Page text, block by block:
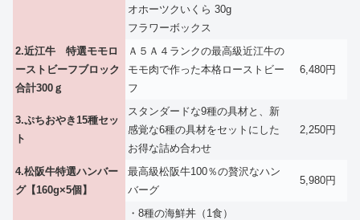
オホーツクいくら 30g
フラワーボックス
2.近江牛 特選モモロ
ーストビーフブロック
合計300ｇ
Ａ５Ａ４ランクの最高級近江牛の
モモ肉で作った本格ローストビー
フ
6,480円
3.ぷちおやき15種セッ
ト
スタンダードな9種の具材と、新
感覚な6種の具材をセットにした
お得な詰め合わせ
2,250円
4.松阪牛特選ハンバー
グ【160g×5個】
最高級松阪牛100％の贅沢なハン
バーグ
5,980円
・8種の海鮮丼（1食）